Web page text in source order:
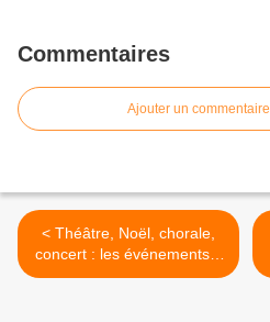
Commentaires
Ajouter un commentaire
< Théâtre, Noël, chorale,
concert : les événements à
venir aux Hogues